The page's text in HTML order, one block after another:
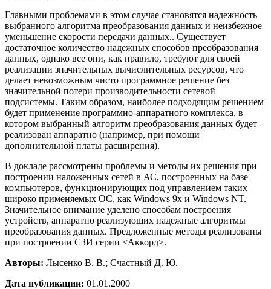
Главными проблемами в этом случае становятся надежность
выбранного алгоритма преобразования данных и неизбежное
уменьшение скорости передачи данных.. Существует
достаточное количество надежных способов преобразования
данных, однако все они, как правило, требуют для своей
реализации значительных вычислительных ресурсов, что
делает невозможным чисто программное решение без
значительной потери производительности сетевой
подсистемы. Таким образом, наиболее подходящим решением
будет применение программно-аппаратного комплекса, в
котором выбранный алгоритм преобразования данных будет
реализован аппаратно (например, при помощи
дополнительной платы расширения).
В докладе рассмотрены проблемы и методы их решения при
построении наложенных сетей в АС, построенных на базе
компьютеров, функционирующих под управлением таких
широко применяемых ОС, как Windows 9х и Windows NT.
Значительное внимание уделено способам построения
устройств, аппаратно реализующих надежные алгоритмы
преобразования данных. Предложенные методы реализованы
при построении СЗИ серии <Аккорд>.
Авторы: Лысенко В. В.; Счастный Д. Ю.
Дата публикации: 01.01.2000